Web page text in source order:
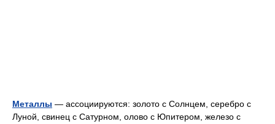
Металлы — ассоциируются: золото с Солнцем, серебро с
Луной, свинец с Сатурном, олово с Юпитером, железо с